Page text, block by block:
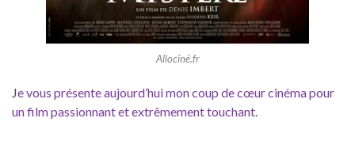
Allociné.fr
Je vous présente aujourd’hui mon coup de cœur cinéma pour
un film passionnant et extrêmement touchant.